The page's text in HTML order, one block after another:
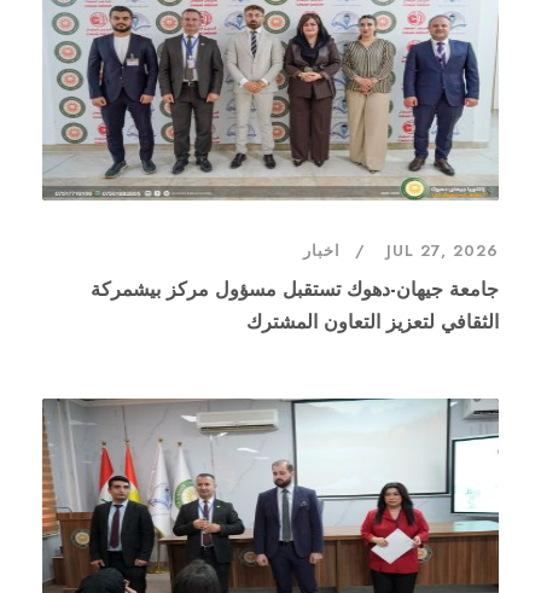
JUL 27, 2026 اخبار
جامعة جيهان-دهوك تستقبل مسؤول مركز بيشمركة
الثقافي لتعزيز التعاون المشترك